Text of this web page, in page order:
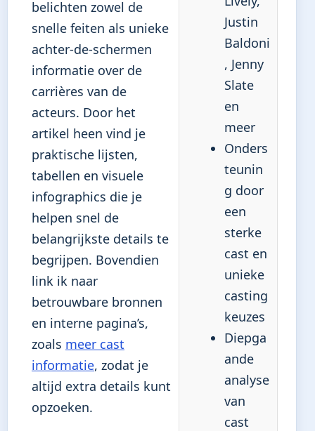
belichten zowel de
snelle feiten als unieke
achter-de-schermen
informatie over de
carrières van de
acteurs. Door het
artikel heen vind je
praktische lijsten,
tabellen en visuele
infographics die je
helpen snel de
belangrijkste details te
begrijpen. Bovendien
link ik naar
betrouwbare bronnen
en interne pagina’s,
zoals meer cast
informatie, zodat je
altijd extra details kunt
opzoeken.
Justin
Baldoni
, Jenny
Slate
en
meer
Onders
teunin
g door
een
sterke
cast en
unieke
casting
keuzes
Diepga
ande
analyse
van
cast